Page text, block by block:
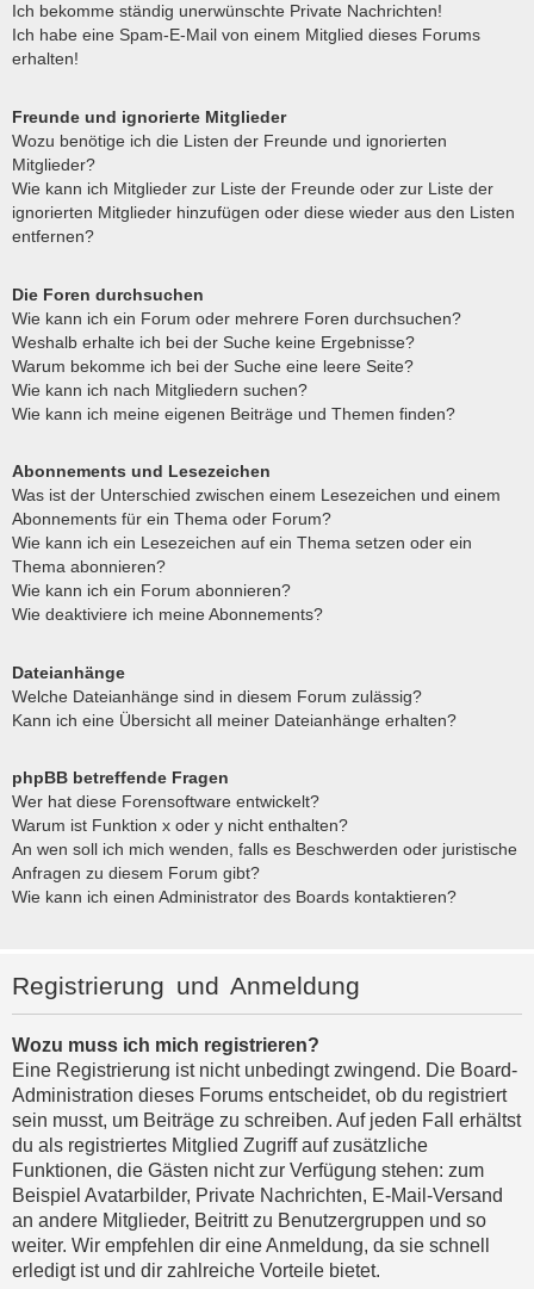
Ich bekomme ständig unerwünschte Private Nachrichten!
Ich habe eine Spam-E-Mail von einem Mitglied dieses Forums
erhalten!
Freunde und ignorierte Mitglieder
Wozu benötige ich die Listen der Freunde und ignorierten
Mitglieder?
Wie kann ich Mitglieder zur Liste der Freunde oder zur Liste der
ignorierten Mitglieder hinzufügen oder diese wieder aus den Listen
entfernen?
Die Foren durchsuchen
Wie kann ich ein Forum oder mehrere Foren durchsuchen?
Weshalb erhalte ich bei der Suche keine Ergebnisse?
Warum bekomme ich bei der Suche eine leere Seite?
Wie kann ich nach Mitgliedern suchen?
Wie kann ich meine eigenen Beiträge und Themen finden?
Abonnements und Lesezeichen
Was ist der Unterschied zwischen einem Lesezeichen und einem
Abonnements für ein Thema oder Forum?
Wie kann ich ein Lesezeichen auf ein Thema setzen oder ein
Thema abonnieren?
Wie kann ich ein Forum abonnieren?
Wie deaktiviere ich meine Abonnements?
Dateianhänge
Welche Dateianhänge sind in diesem Forum zulässig?
Kann ich eine Übersicht all meiner Dateianhänge erhalten?
phpBB betreffende Fragen
Wer hat diese Forensoftware entwickelt?
Warum ist Funktion x oder y nicht enthalten?
An wen soll ich mich wenden, falls es Beschwerden oder juristische
Anfragen zu diesem Forum gibt?
Wie kann ich einen Administrator des Boards kontaktieren?
Registrierung und Anmeldung
Wozu muss ich mich registrieren?
Eine Registrierung ist nicht unbedingt zwingend. Die Board-
Administration dieses Forums entscheidet, ob du registriert
sein musst, um Beiträge zu schreiben. Auf jeden Fall erhältst
du als registriertes Mitglied Zugriff auf zusätzliche
Funktionen, die Gästen nicht zur Verfügung stehen: zum
Beispiel Avatarbilder, Private Nachrichten, E-Mail-Versand
an andere Mitglieder, Beitritt zu Benutzergruppen und so
weiter. Wir empfehlen dir eine Anmeldung, da sie schnell
erledigt ist und dir zahlreiche Vorteile bietet.